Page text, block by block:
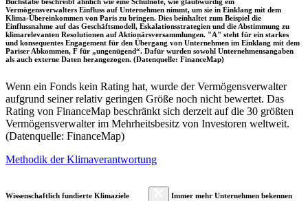
Vermögensverwalters Einfluss auf Unternehmen nimmt, um sie in Einklang mit dem
Klima-Übereinkommen von Paris zu bringen. Dies beinhaltet zum Beispiel die
Einflussnahme auf das Geschäftsmodell, Eskalationsstrategien und die Abstimmung zu
klimarelevanten Resolutionen auf Aktionärsversammlungen. "A" steht für ein starkes
und konsequentes Engagement für den Übergang von Unternehmen im Einklang mit dem
Pariser Abkommen, F für „ungenügend“. Dafür wurden sowohl Unternehmensangaben
als auch externe Daten herangezogen. (Datenquelle: FinanceMap)
Wenn ein Fonds kein Rating hat, wurde der Vermögensverwalter
aufgrund seiner relativ geringen Größe noch nicht bewertet. Das
Rating von FinanceMap beschränkt sich derzeit auf die 30 größten
Vermögensverwalter im Mehrheitsbesitz von Investoren weltweit.
(Datenquelle: FinanceMap)
Methodik der Klimaverantwortung
Wissenschaftlich fundierte Klimaziele
Immer mehr Unternehmen bekennen